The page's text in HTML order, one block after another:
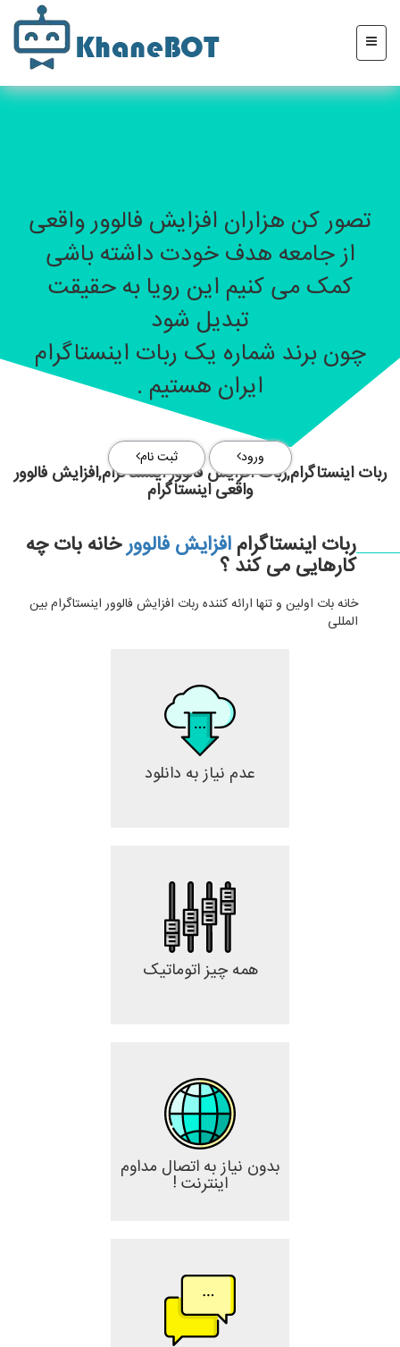
تصور کن هزاران افزایش فالوور واقعی
از جامعه هدف خودت داشته باشی
کمک می کنیم این رویا به حقیقت
تبدیل شود
چون برند شماره یک ربات اینستاگرام
ایران هستیم .
ورود ثبت نام
ربات اینستاگرام,ربات افزایش فالوور اینستاگرام,افزایش فالوور
واقعی اینستاگرام
ربات اینستاگرامافزایش فالوورخانه بات چه
کارهایی می کند ؟
خانه بات اولین و تنها ارائه کننده ربات افزایش فالوور اینستاگرام بین
المللی
عدم نیاز به دانلود
همه چیز اتوماتیک
بدون نیاز به اتصال مداوم
اینترنت !